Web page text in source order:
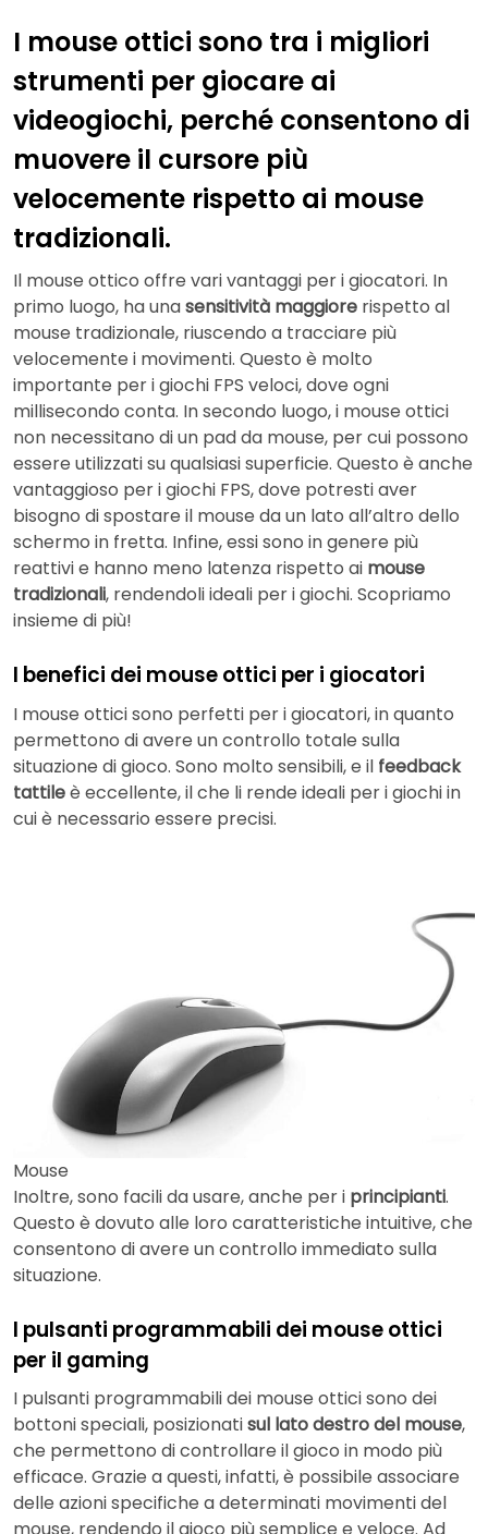
I mouse ottici sono tra i migliori
strumenti per giocare ai
videogiochi, perché consentono di
muovere il cursore più
velocemente rispetto ai mouse
tradizionali.
Il mouse ottico offre vari vantaggi per i giocatori. In
primo luogo, ha unasensitività maggiore rispetto al
mouse tradizionale, riuscendo a tracciare più
velocemente i movimenti. Questo è molto
importante per i giochi FPS veloci, dove ogni
millisecondo conta. In secondo luogo, i mouse ottici
non necessitano di un pad da mouse, per cui possono
essere utilizzati su qualsiasi superficie. Questo è anche
vantaggioso per i giochi FPS, dove potresti aver
bisogno di spostare il mouse da un lato all’altro dello
schermo in fretta. Infine, essi sono in genere più
reattivi e hanno meno latenza rispetto ai mouse
tradizionali, rendendoli ideali per i giochi. Scopriamo
insieme di più!
I benefici dei mouse ottici per i giocatori
I mouse ottici sono perfetti per i giocatori, in quanto
permettono di avere un controllo totale sulla
situazione di gioco. Sono molto sensibili, e il feedback
tattileè eccellente, il che li rende ideali per i giochi in
cui è necessario essere precisi.
Mouse
Inoltre, sono facili da usare, anche per i principianti.
Questo è dovuto alle loro caratteristiche intuitive, che
consentono di avere un controllo immediato sulla
situazione.
I pulsanti programmabili dei mouse ottici
per il gaming
I pulsanti programmabili dei mouse ottici sono dei
bottoni speciali, posizionatisul lato destro del mouse,
che permettono di controllare il gioco in modo più
efficace. Grazie a questi, infatti, è possibile associare
delle azioni specifiche a determinati movimenti del